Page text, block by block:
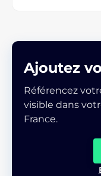
Ajoutez
Référencez
visible dans
France.